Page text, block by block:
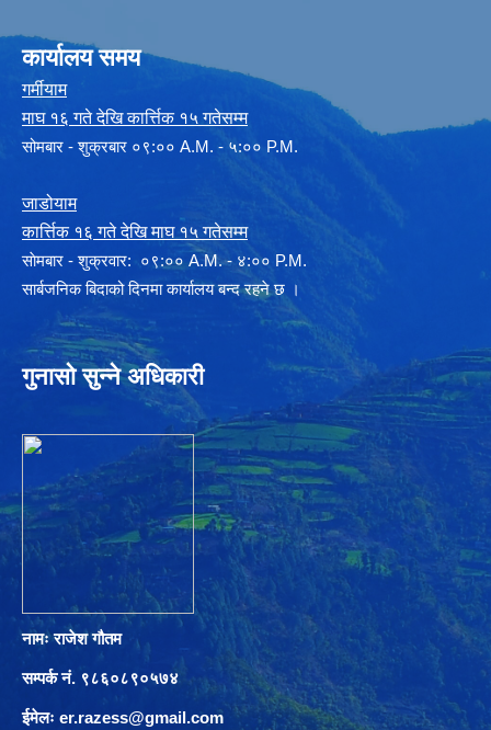
कार्यालय समय
गर्मीयाम
माघ १६ गते देखि कार्त्तिक १५ गतेसम्म
सोमबार - शुक्रबार ०९:०० A.M. - ५:०० P.M.
जाडोयाम
कार्त्तिक १६ गते देखि माघ १५ गतेसम्म
साेमबार - शुक्रवार: ०९:०० A.M. - ४:०० P.M.
सार्बजनिक बिदाको दिनमा कार्यालय बन्द रहने छ ।
गुनासो सुन्ने अधिकारी
नामः राजेश गौतम
सम्पर्क नं. ९८६०८९०५७४
ईमेलः er.razess@gmail.com